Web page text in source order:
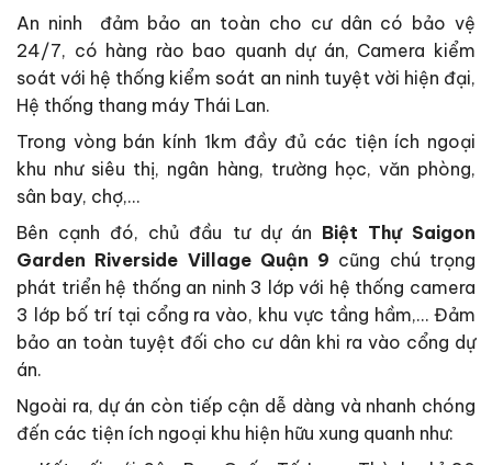
An ninh đảm bảo an toàn cho cư dân có bảo vệ
24/7, có hàng rào bao quanh dự án, Camera kiểm
soát với hệ thống kiểm soát an ninh tuyệt vời hiện đại,
Hệ thống thang máy Thái Lan.
Trong vòng bán kính 1km đầy đủ các tiện ích ngoại
khu như siêu thị, ngân hàng, trường học, văn phòng,
sân bay, chợ,…
Bên cạnh đó, chủ đầu tư dự án Biệt Thự Saigon
Garden Riverside Village Quận 9 cũng chú trọng
phát triển hệ thống an ninh 3 lớp với hệ thống camera
3 lớp bố trí tại cổng ra vào, khu vực tầng hầm,… Đảm
bảo an toàn tuyệt đối cho cư dân khi ra vào cổng dự
án.
Ngoài ra, dự án còn tiếp cận dễ dàng và nhanh chóng
đến các tiện ích ngoại khu hiện hữu xung quanh như: